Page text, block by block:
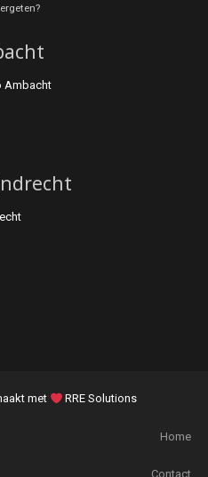
Ambacht
met RRE Solutions
Home
Contact